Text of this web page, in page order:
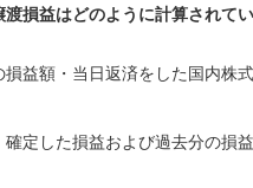
損益はどのように計算されて
益額・当日返済をした国内株
定した損益および過去分の損